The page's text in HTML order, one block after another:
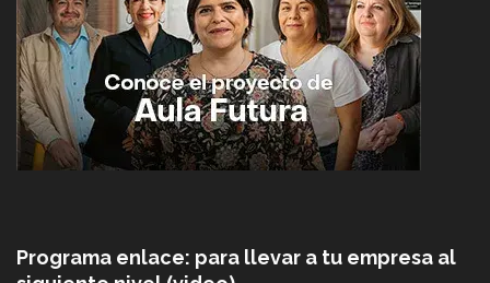
Programa enlace: para llevar a tu empresa al